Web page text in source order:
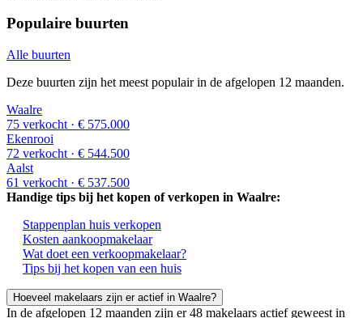
Populaire buurten
Alle buurten
Deze buurten zijn het meest populair in de afgelopen 12 maanden.
Waalre
75 verkocht · € 575.000
Ekenrooi
72 verkocht · € 544.500
Aalst
61 verkocht · € 537.500
Handige tips bij het kopen of verkopen in Waalre:
Stappenplan huis verkopen
Kosten aankoopmakelaar
Wat doet een verkoopmakelaar?
Tips bij het kopen van een huis
Hoeveel makelaars zijn er actief in Waalre?
In de afgelopen 12 maanden zijn er 48 makelaars actief geweest in